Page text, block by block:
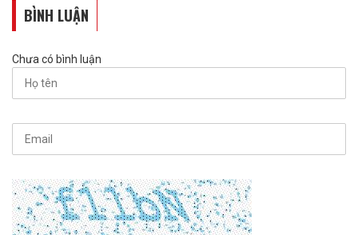
BÌNH LUẬN
Chưa có bình luận